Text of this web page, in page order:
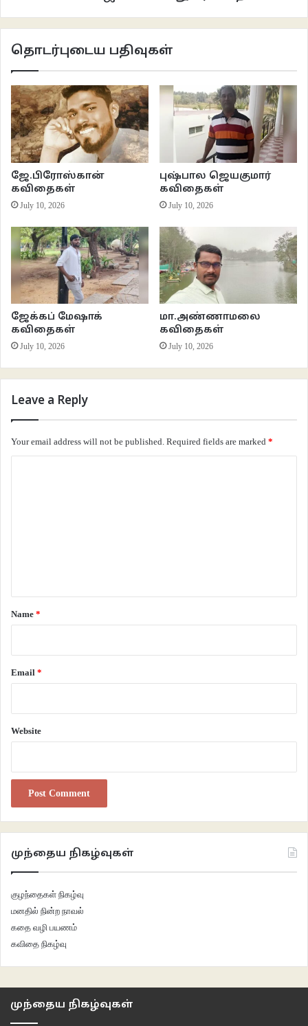
தொடர்புடைய பதிவுகள்
ஜே.பிரோஸ்கான்
கவிதைகள்
July 10, 2026
புஷ்பால ஜெயகுமார்
கவிதைகள்
July 10, 2026
ஜேக்கப் மேஷாக்
கவிதைகள்
July 10, 2026
மா.அண்ணாமலை
கவிதைகள்
July 10, 2026
Leave a Reply
Your email address will not be published. Required fields are marked *
*
Name *
Email *
Website
முந்தைய நிகழ்வுகள்
குழந்தைகள் நிகழ்வு
மனதில் நின்ற நாவல்
கதை வழி பயணம்
கவிதை நிகழ்வு
முந்தைய நிகழ்வுகள்